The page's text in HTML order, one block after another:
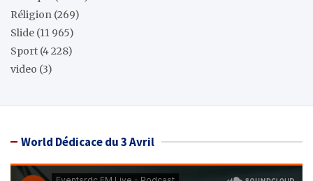
Réligion (269)
Slide (11 965)
Sport (4 228)
video (3)
World Dédicace du 3 Avril